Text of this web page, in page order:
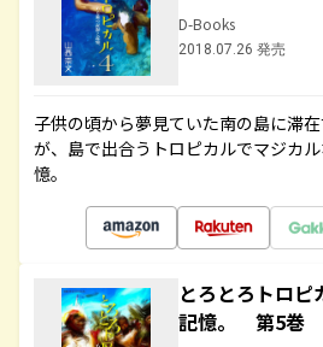
D-Books
2018.07.26 発売
子供の頃から夢見ていた南の島に滞
が、島で出合うトロピカルでマジカ
憶。
とろとろトロ
記憶。 第5巻